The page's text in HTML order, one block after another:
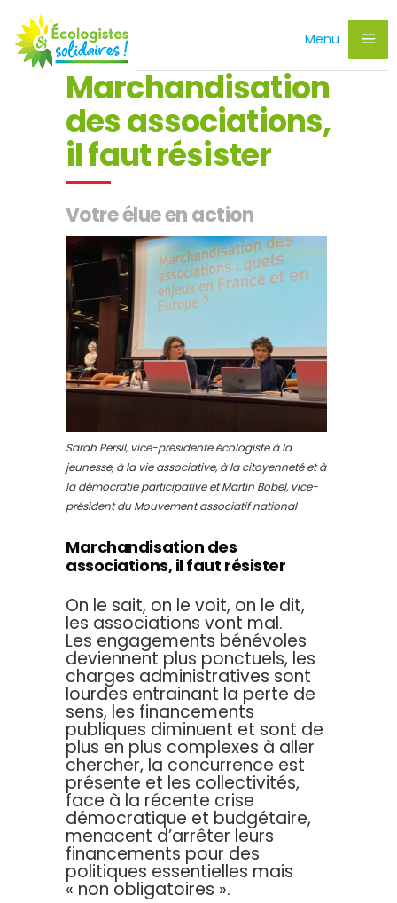
Menu
Marchandisation
des associations,
il faut résister
Votre élue en action
Sarah Persil, vice-présidente écologiste à la
jeunesse, à la vie associative, à la citoyenneté et à
la démocratie participative et Martin Bobel, vice-
président du Mouvement associatif national
Marchandisation des
associations, il faut résister
On le sait, on le voit, on le dit,
les associations vont mal.
Les engagements bénévoles
deviennent plus ponctuels, les
charges administratives sont
lourdes entrainant la perte de
sens, les financements
publiques diminuent et sont de
plus en plus complexes à aller
chercher, la concurrence est
présente et les collectivités,
face à la récente crise
démocratique et budgétaire,
menacent d’arrêter leurs
financements pour des
politiques essentielles mais
« non obligatoires ».